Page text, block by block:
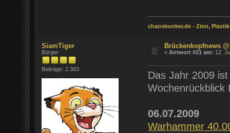
chaosbunker.de - Zinn,
SiamTiger
Bürger
Beiträge: 2.383
Brückenkopfnews
«Antwort #21 am: 12.
Das Jahr 2009
Wochenrückblick
06.07.2009
Warhammer